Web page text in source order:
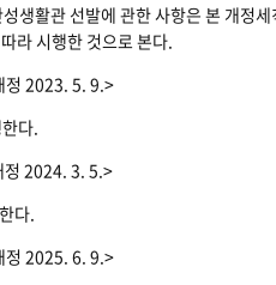
생활관 선발에 관한 사항은 본 개정세
라 시행한 것으로 본다.
정 2023. 5. 9.>
다.
정 2024. 3. 5.>
다.
정 2025. 6. 9.>